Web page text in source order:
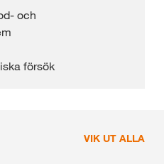
och
försök
VIK UT ALLA